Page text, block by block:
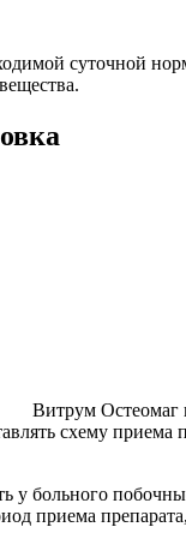
суточной
Витрум Остеомаг
схему
у больного
приема препарата,